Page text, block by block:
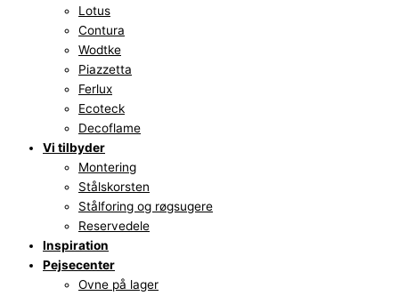
Lotus
Contura
Wodtke
Piazzetta
Ferlux
Ecoteck
Decoflame
Vi tilbyder
Montering
Stålskorsten
Stålforing og røgsugere
Reservedele
Inspiration
Pejsecenter
Ovne på lager